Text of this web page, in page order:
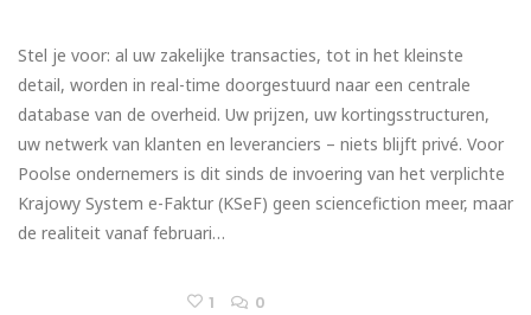
Stel je voor: al uw zakelijke transacties, tot in het kleinste
detail, worden in real-time doorgestuurd naar een centrale
database van de overheid. Uw prijzen, uw kortingsstructuren,
uw netwerk van klanten en leveranciers – niets blijft privé. Voor
Poolse ondernemers is dit sinds de invoering van het verplichte
Krajowy System e-Faktur (KSeF) geen sciencefiction meer, maar
de realiteit vanaf februari…
1 0